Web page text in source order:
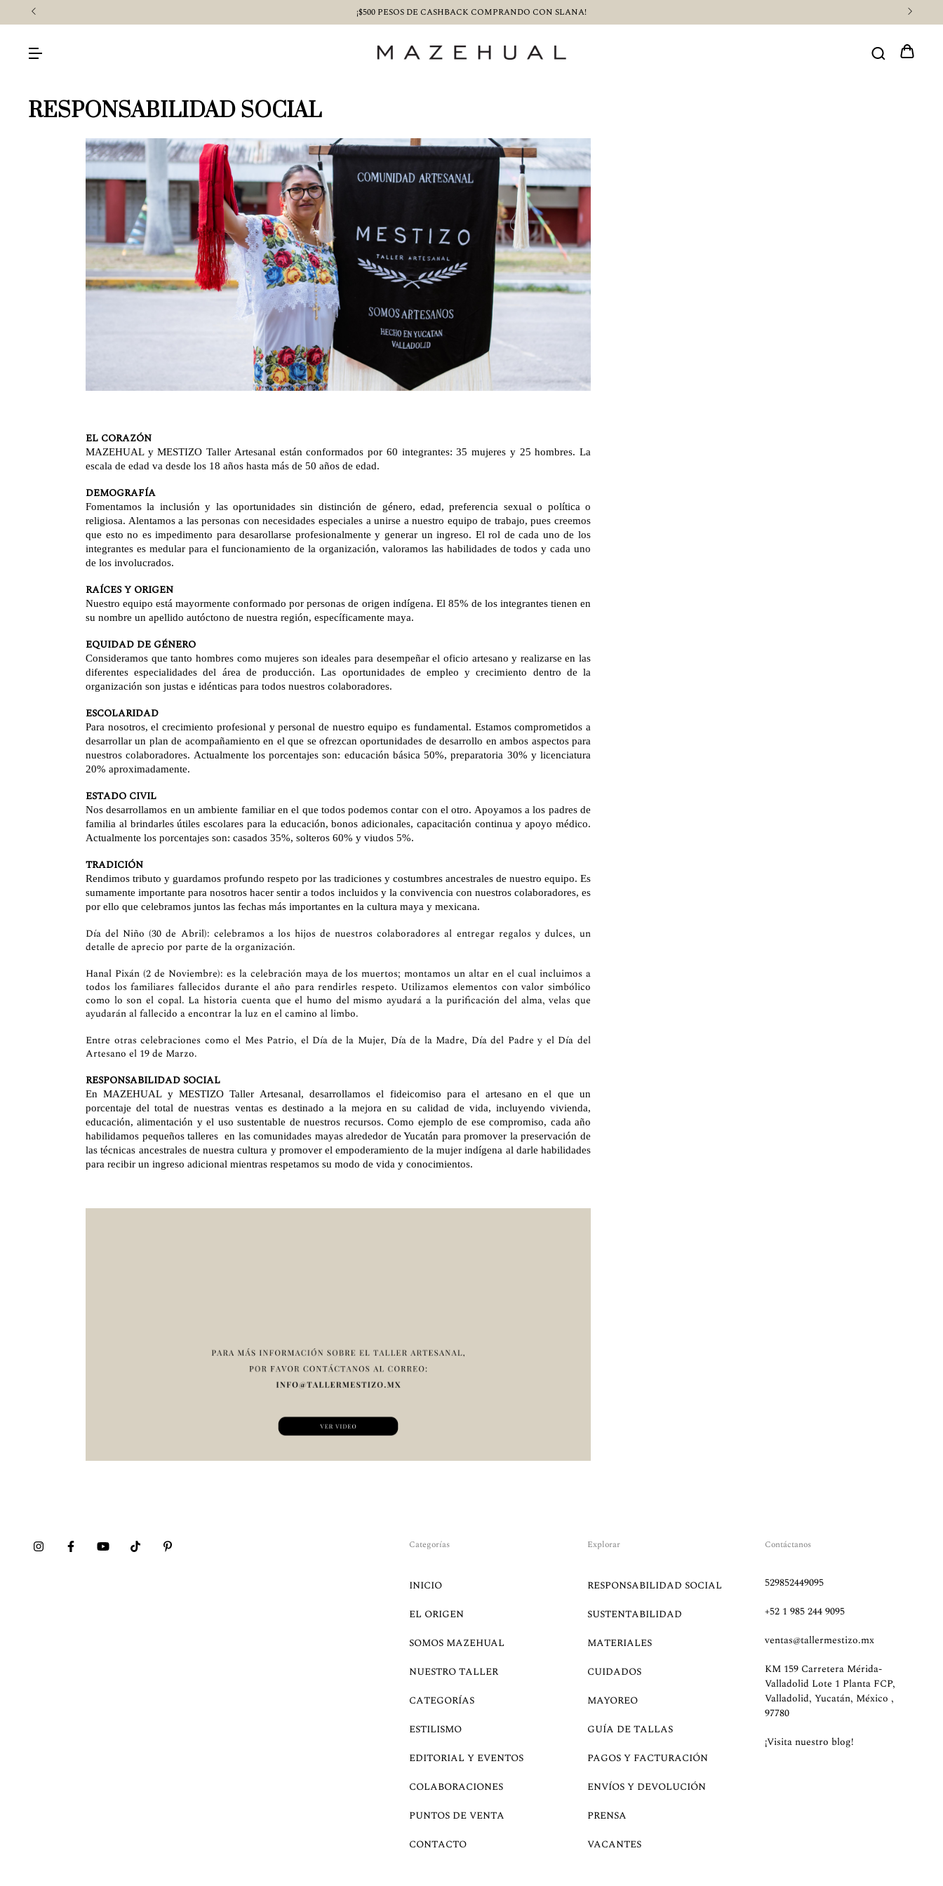
¡$500 PESOS DE CASHBACK COMPRANDO CON SLANA!
RESPONSABILIDAD SOCIAL
EL CORAZÓN
MAZEHUAL y MESTIZO Taller Artesanal están conformados por 60 integrantes: 35 mujeres y 25 hombres. La
escala de edad va desde los 18 años hasta más de 50 años de edad.
DEMOGRAFÍA
Fomentamos la inclusión y las oportunidades sin distinción de género, edad, preferencia sexual o política o
religiosa. Alentamos a las personas con necesidades especiales a unirse a nuestro equipo de trabajo, pues creemos
que esto no es impedimento para desarollarse profesionalmente y generar un ingreso. El rol de cada uno de los
integrantes es medular para el funcionamiento de la organización, valoramos las habilidades de todos y cada uno
de los involucrados.
RAÍCES Y ORIGEN
Nuestro equipo está mayormente conformado por personas de origen indígena. El 85% de los integrantes tienen en
su nombre un apellido autóctono de nuestra región, específicamente maya.
EQUIDAD DE GÉNERO
Consideramos que tanto hombres como mujeres son ideales para desempeñar el oficio artesano y realizarse en las
diferentes especialidades del área de producción. Las oportunidades de empleo y crecimiento dentro de la
organización son justas e idénticas para todos nuestros colaboradores.
ESCOLARIDAD
Para nosotros, el crecimiento profesional y personal de nuestro equipo es fundamental. Estamos comprometidos a
desarrollar un plan de acompañamiento en el que se ofrezcan oportunidades de desarrollo en ambos aspectos para
nuestros colaboradores. Actualmente los porcentajes son: educación básica 50%, preparatoria 30% y licenciatura
20% aproximadamente.
ESTADO CIVIL
Nos desarrollamos en un ambiente familiar en el que todos podemos contar con el otro. Apoyamos a los padres de
familia al brindarles útiles escolares para la educación, bonos adicionales, capacitación continua y apoyo médico.
Actualmente los porcentajes son: casados 35%, solteros 60% y viudos 5%.
TRADICIÓN
Rendimos tributo y guardamos profundo respeto por las tradiciones y costumbres ancestrales de nuestro equipo. Es
sumamente importante para nosotros hacer sentir a todos incluidos y la convivencia con nuestros colaboradores, es
por ello que celebramos juntos las fechas más importantes en la cultura maya y mexicana.
Día del Niño (30 de Abril): celebramos a los hijos de nuestros colaboradores al entregar regalos y dulces, un
detalle de aprecio por parte de la organización.
Hanal Pixán (2 de Noviembre): es la celebración maya de los muertos; montamos un altar en el cual incluimos a
todos los familiares fallecidos durante el año para rendirles respeto. Utilizamos elementos con valor simbólico
como lo son el copal. La historia cuenta que el humo del mismo ayudará a la purificación del alma, velas que
ayudarán al fallecido a encontrar la luz en el camino al limbo.
Entre otras celebraciones como el Mes Patrio, el Día de la Mujer, Día de la Madre, Día del Padre y el Día del
Artesano el 19 de Marzo.
RESPONSABILIDAD SOCIAL
En MAZEHUAL y MESTIZO Taller Artesanal, desarrollamos el fideicomiso para el artesano en el que un
porcentaje del total de nuestras ventas es destinado a la mejora en su calidad de vida, incluyendo vivienda,
educación, alimentación y el uso sustentable de nuestros recursos. Como ejemplo de ese compromiso, cada año
habilidamos pequeños talleres en las comunidades mayas alrededor de Yucatán para promover la preservación de
las técnicas ancestrales de nuestra cultura y promover el empoderamiento de la mujer indígena al darle habilidades
para recibir un ingreso adicional mientras respetamos su modo de vida y conocimientos.
Categorías
INICIO
EL ORIGEN
SOMOS MAZEHUAL
NUESTRO TALLER
CATEGORÍAS
ESTILISMO
EDITORIAL Y EVENTOS
COLABORACIONES
PUNTOS DE VENTA
CONTACTO
Explorar
RESPONSABILIDAD SOCIAL
SUSTENTABILIDAD
MATERIALES
CUIDADOS
MAYOREO
GUÍA DE TALLAS
PAGOS Y FACTURACIÓN
ENVÍOS Y DEVOLUCIÓN
PRENSA
VACANTES
Contáctanos
529852449095
+52 1 985 244 9095
ventas@tallermestizo.mx
KM 159 Carretera Mérida-
Valladolid Lote 1 Planta FCP,
Valladolid, Yucatán, México ,
97780
¡Visita nuestro blog!